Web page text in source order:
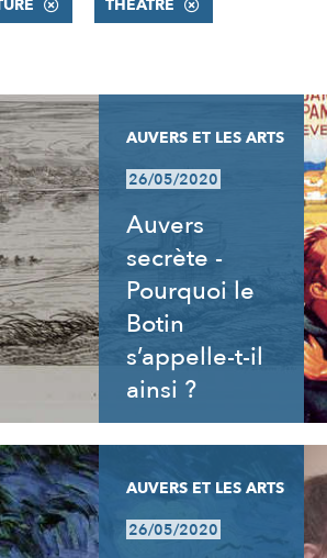
THÉÂTRE
AUVERS ET LES ARTS
26/05/2020
Auvers
secrète -
Pourquoi le
Botin
s’appelle-t-il
ainsi ?
AUVERS ET LES ARTS
26/05/2020